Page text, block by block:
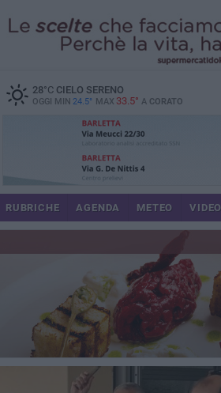
28°CCIELO SERENO
OGGI MIN 24.5° MAX 33.5° A CORATO
RUBRICHE AGENDA METEO VIDEO